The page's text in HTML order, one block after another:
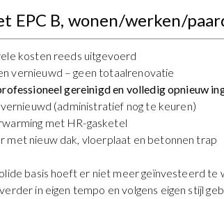
EPC B, wonen/werken/
kosten reeds uitgevoerd
vernieuwd – geen totaalrenovatie
gereinigd en volledig opnieuw
(administratief nog te keuren)
met HR-gasketel
met nieuw dak, vloerplaat en betonnen trap
basis hoeft er niet meer geïnvesteerd
in eigen tempo en volgens eigen stijl